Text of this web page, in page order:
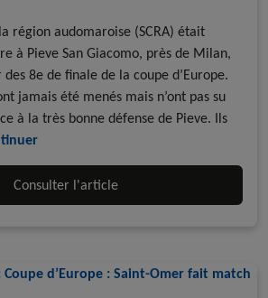
région audomaroise (SCRA) était
à Pieve San Giacomo, près de Milan,
8e de finale de la coupe d’Europe.
jamais été menés mais n’ont pas su
à la très bonne défense de Pieve. Ils
Consulter l'article